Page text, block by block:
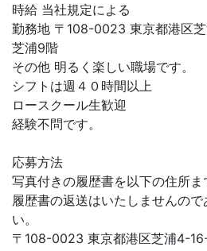
時給 当社規定による
勤務地 〒108-0023 東京都港区
芝浦9階
その他 明るく楽しい職場です。
シフトは週４０時間以上
ロースクール生歓迎
経験不問です。
応募方法
写真付きの履歴書を以下の住所ま
履歴書の返送はいたしませんの
い。
〒108-0023 東京都港区芝浦4-